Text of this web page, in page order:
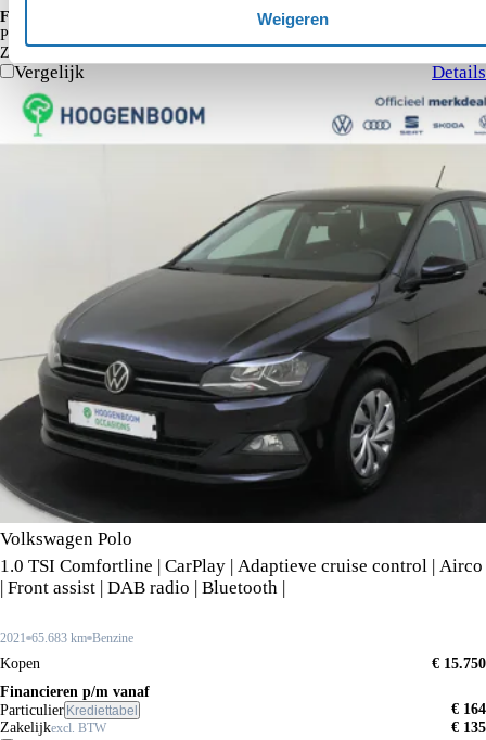
Weigeren
Financieren p/m vanaf
Particulier
Zakelijk
Vergelijk Details
Volkswagen Polo
1.0 TSI Comfortline | CarPlay | Adaptieve cruise control | Airco
| Front assist | DAB radio | Bluetooth |
2021 65.683 km Benzine
Kopen
€ 15.750
Financieren p/m vanaf
Particulier Krediettabel
€ 164
Zakelijkexcl. BTW € 135